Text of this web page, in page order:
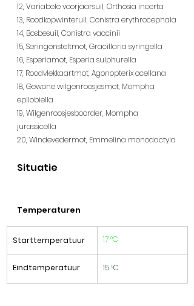
12, Variabele voorjaarsuil, Orthosia incerta
13, Roodkopwinteruil, Conistra erythrocephala
14, Bosbesuil, Conistra vaccinii
15, Seringensteltmot, Gracillaria syringella
16, Esperiamot, Esperia sulphurella
17, Roodvlekkaartmot, Agonopterix ocellana
18, Gewone wilgenroosjesmot, Mompha
epilobiella
19, Wilgenroosjesboorder, Mompha
jurassicella
20, Windevedermot, Emmelina monodactyla
Situatie
Temperaturen
Starttemperatuur 17 °C
Eindtemperatuur 15 °C